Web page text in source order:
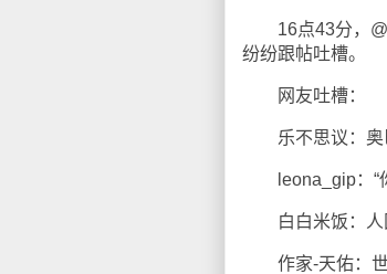
16点43分，@
纷纷跟帖吐槽。
网友吐槽：
乐不思议：奥巴
leona_gip：“你
白白米饭：人固
作家-天佑：世